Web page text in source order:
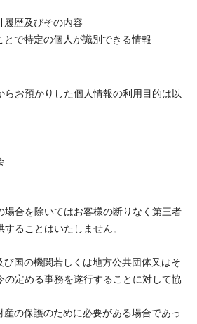
履歴及びその内容
とで特定の個人が識別できる情報
らお預かりした個人情報の利用目的は以
場合を除いてはお客様の断りなく第三者
ることはいたしません。
国の機関若しくは地方公共団体又はそ
の定める事務を遂行することに対して協
産の保護のために必要がある場合であっ